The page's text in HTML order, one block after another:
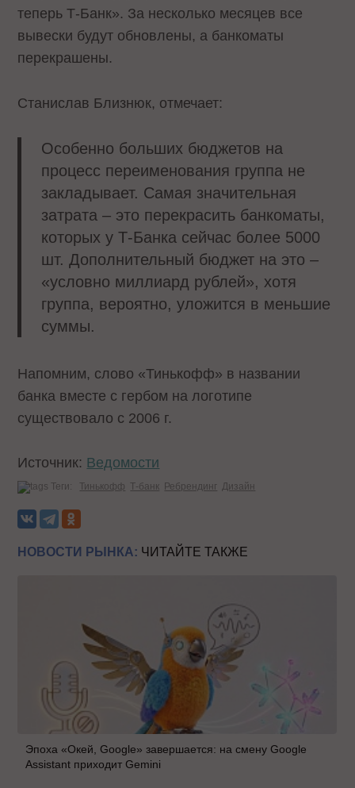
теперь Т-Банк». За несколько месяцев все
вывески будут обновлены, а банкоматы
перекрашены.
Станислав Близнюк, отмечает:
Особенно больших бюджетов на
процесс переименования группа не
закладывает. Самая значительная
затрата – это перекрасить банкоматы,
которых у Т-Банка сейчас более 5000
шт. Дополнительный бюджет на это –
«условно миллиард рублей», хотя
группа, вероятно, уложится в меньшие
суммы.
Напомним, слово «Тинькофф» в названии
банка вместе с гербом на логотипе
существовало с 2006 г.
Источник: Ведомости
Теги: Тинькофф Т-банк Ребрендинг Дизайн
НОВОСТИ РЫНКА: ЧИТАЙТЕ ТАКЖЕ
Эпоха «Окей, Google» завершается: на смену Google
Assistant приходит Gemini